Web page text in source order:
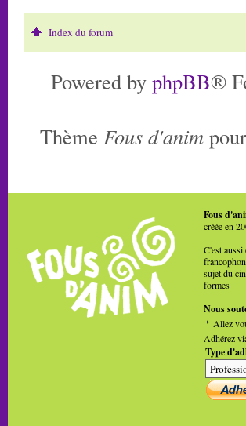
Index du forum
Powered by phpBB®
Thème Fous d'anim
Fous
créée en
C'est aussi
sujet du
formes
Nous
Allez
Adhérez
Type